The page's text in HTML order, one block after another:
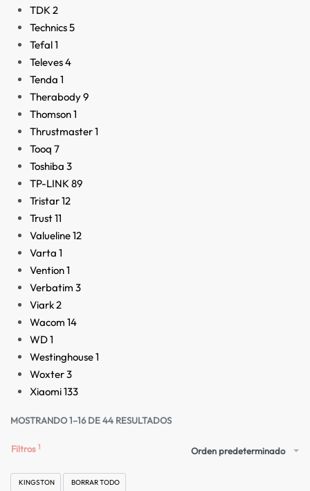
TDK 2
Technics5
Tefal1
Televes4
Tenda 1
Therabody9
Thomson1
Thrustmaster1
Tooq 7
Toshiba 3
TP-LINK 89
Tristar12
Trust11
Valueline12
Varta 1
Vention1
Verbatim 3
Viark2
Wacom 14
WD1
Westinghouse1
Woxter3
Xiaomi133
MOSTRANDO 1–16 DE 44 RESULTADOS
Orden predeterminado
Filtros
KINGSTON BORRAR TODO